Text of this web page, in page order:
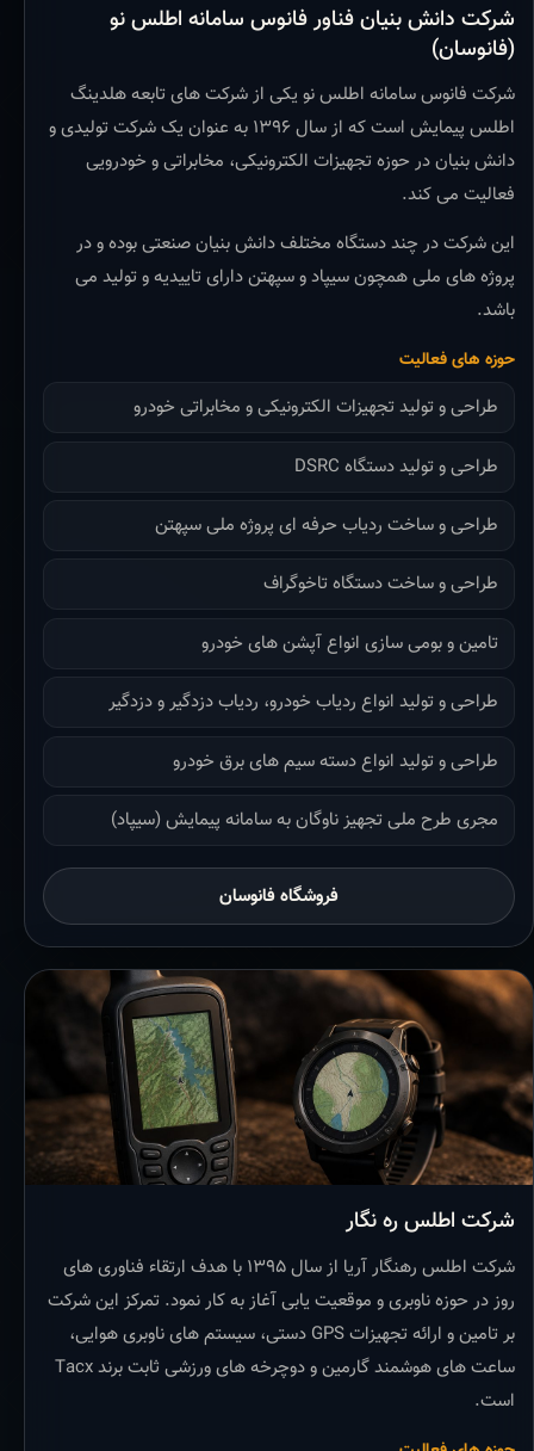
شرکت دانش بنیان فناور فانوس سامانه اطلس نو
(فانوسان)
شرکت فانوس سامانه اطلس نو یکی از شرکت های تابعه هلدینگ
اطلس پیمایش است که از سال ۱۳۹۶ به عنوان یک شرکت تولیدی و
دانش بنیان در حوزه تجهیزات الکترونیکی، مخابراتی و خودرویی
فعالیت می کند.
این شرکت در چند دستگاه مختلف دانش بنیان صنعتی بوده و در
پروژه های ملی همچون سیپاد و سپهتن دارای تاییدیه و تولید می
باشد.
حوزه های فعالیت
طراحی و تولید تجهیزات الکترونیکی و مخابراتی خودرو
طراحی و تولید دستگاه DSRC
طراحی و ساخت ردیاب حرفه ای پروژه ملی سپهتن
طراحی و ساخت دستگاه تاخوگراف
تامین و بومی سازی انواع آپشن های خودرو
طراحی و تولید انواع ردیاب خودرو، ردیاب دزدگیر و دزدگیر
طراحی و تولید انواع دسته سیم های برق خودرو
مجری طرح ملی تجهیز ناوگان به سامانه پیمایش (سیپاد)
فروشگاه فانوسان
شرکت اطلس ره نگار
شرکت اطلس رهنگار آریا از سال ۱۳۹۵ با هدف ارتقاء فناوری های
روز در حوزه ناوبری و موقعیت یابی آغاز به کار نمود. تمرکز این شرکت
بر تامین و ارائه تجهیزات GPS دستی، سیستم های ناوبری هوایی،
ساعت های هوشمند گارمین و دوچرخه های ورزشی ثابت برند Tacx
است.